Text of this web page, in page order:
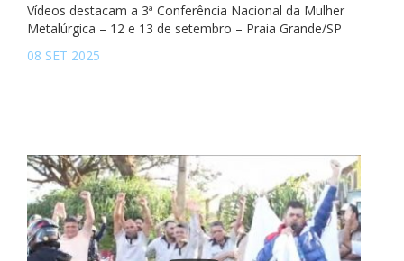
Vídeos destacam a 3ª Conferência Nacional da Mulher
Metalúrgica – 12 e 13 de setembro – Praia Grande/SP
08 SET 2025